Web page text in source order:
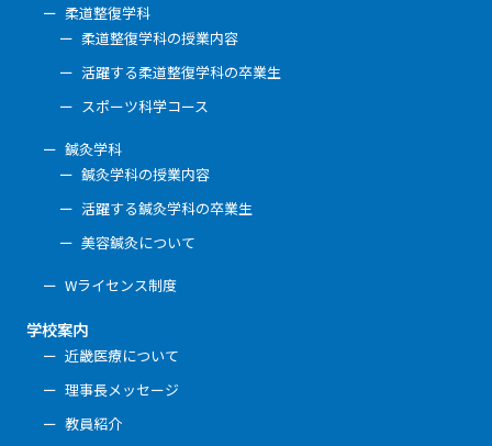
柔道整復学科
柔道整復学科の授業内容
活躍する柔道整復学科の卒業生
スポーツ科学コース
鍼灸学科
鍼灸学科の授業内容
活躍する鍼灸学科の卒業生
美容鍼灸について
Wライセンス制度
学校案内
近畿医療について
理事長メッセージ
教員紹介